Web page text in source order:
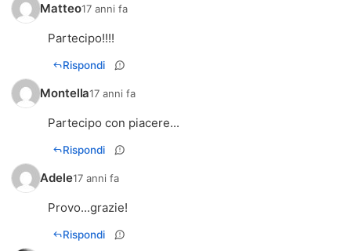
Matteo17 anni fa
Partecipo!!!!
Rispondi
Montella17 anni fa
Partecipo con piacere...
Rispondi
Adele17 anni fa
Provo...grazie!
Rispondi